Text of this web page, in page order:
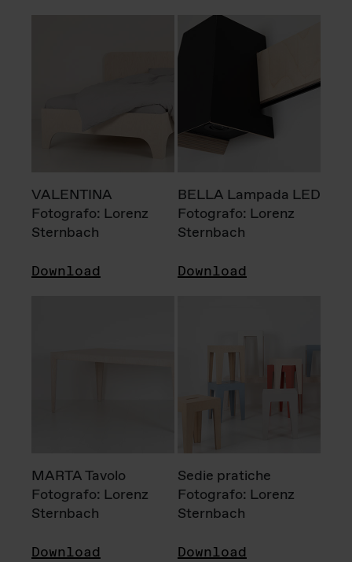
VALENTINA
Fotografo: Lorenz
Sternbach
Download
BELLA Lampada LED
Fotografo: Lorenz
Sternbach
Download
MARTA Tavolo
Fotografo: Lorenz
Sternbach
Download
Sedie pratiche
Fotografo: Lorenz
Sternbach
Download